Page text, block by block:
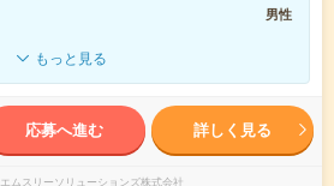
男性
もっと見る
応募へ進む 詳しく見る
エムスリーソリューションズ株式会社